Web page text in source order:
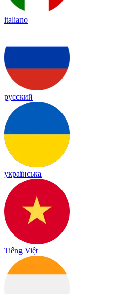
italiano
русский
українська
Tiếng Việt